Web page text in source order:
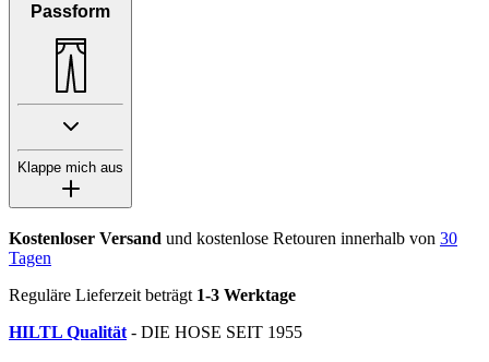
Passform
Klappe mich aus
Kostenloser Versand und kostenlose Retouren innerhalb von 30
Tagen
Reguläre Lieferzeit beträgt 1-3 Werktage
HILTL Qualität - DIE HOSE SEIT 1955